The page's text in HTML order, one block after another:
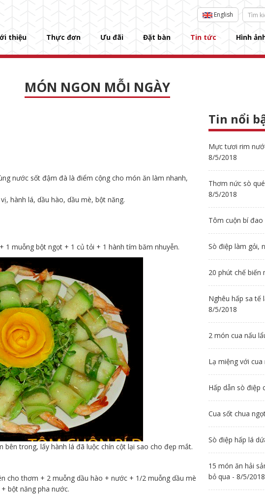
English
thiệu Thực đơn Ưu đãi Đặt bàn Tin tức Hình
MÓN NGON MỖI NGÀY
nước sốt đậm đà là điểm cộng cho món ăn làm nhanh,
hành lá, dầu hào, dầu mè, bột năng.
muỗng bột ngọt + 1 củ tỏi + 1 hành tím băm nhuyễn.
trong, lấy hành lá đã luộc chín cột lại sao cho đẹp mắt.
cho thơm + 2 muỗng dầu hào + nước + 1/2 muỗng dầu mè
bột năng pha nước.
Tin nổi
Mực tươi rim
8/5/2018
Thơm nức sò
8/5/2018
Tôm cuộn bí
Sò điệp làm gỏi,
20 phút chế biến
Nghêu hấp sa tế
8/5/2018
2 món cua nấu
Lạ miệng với
Hấp dẫn sò điệp
Cua sốt chua
Sò điệp hấp lá
15 món ăn hải
bỏ qua - 8/5/2018